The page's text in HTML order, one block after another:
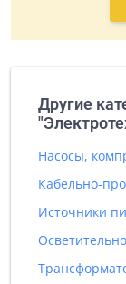
Другие
Насосы,
Кабельно-
Источники